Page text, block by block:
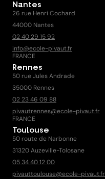
Nantes
26 rue Henri Cochard
44000 Nantes
02 40 29 15 92
info@ecole-pivaut.fr
FRANCE
Rennes
50 rue Jules Andrade
35000 Rennes
02 23 46 09 88
pivautrennes@ecole-pivaut.fr
FRANCE
Toulouse
50 route de Narbonne
31320 Auzeville-Tolosane
05 34 40 12 00
pivauttoulouse@ecole-pivaut.fr